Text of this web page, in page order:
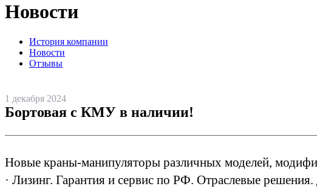
Новости
История компании
Новости
Отзывы
1 декабря 2024
Бортовая с КМУ в наличии!
Новые краны-манипуляторы различных моделей,
· Лизинг. Гарантия и сервис по РФ. Отраслевые